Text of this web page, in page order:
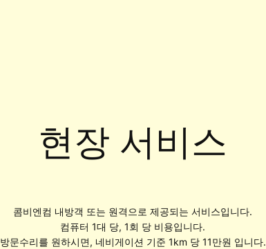
현장 서비스
콤비엔컴 내방객 또는 원격으로 제공되는 서비스입니다.
컴퓨터 1대 당, 1회 당 비용입니다.
방문수리를 원하시면, 네비게이션 기준 1km 당 11만원 입니다.